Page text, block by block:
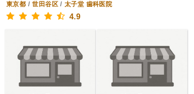
東京都 /世田谷区/太子堂 歯科医院
4.9